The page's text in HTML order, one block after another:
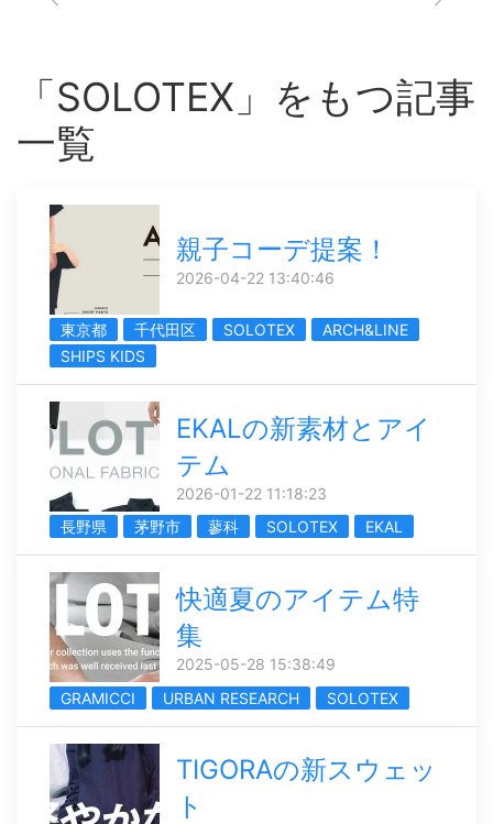
「SOLOTEX」をもつ記事
一覧
親子コーデ提案！
2026-04-22 13:40:46
東京都 千代田区 SOLOTEX
ARCH&LINE
SHIPS KIDS
EKALの新素材とアイ
テム
2026-01-22 11:18:23
長野県
茅野市 蓼科 SOLOTEX EKAL
快適夏のアイテム特
集
2025-05-28 15:38:49
GRAMICCI
URBAN RESEARCH SOLOTEX
TIGORAの新スウェッ
ト